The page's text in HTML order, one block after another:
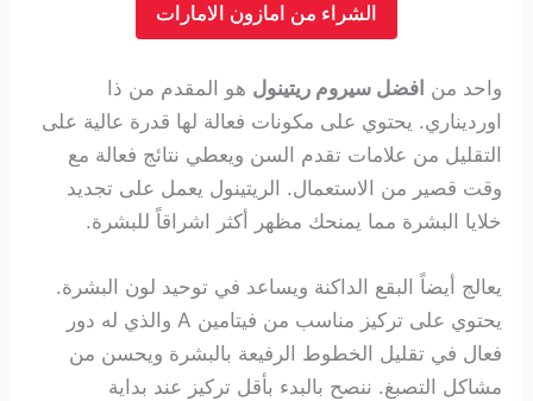
الشراء من امازون الامارات
واحد من افضل سيروم ريتينول هو المقدم من ذا
اورديناري. يحتوي على مكونات فعالة لها قدرة عالية على
التقليل من علامات تقدم السن ويعطي نتائج فعالة مع
وقت قصير من الاستعمال. الريتينول يعمل على تجديد
خلايا البشرة مما يمنحك مظهر أكثر اشراقاً للبشرة.
يعالج أيضاً البقع الداكنة ويساعد في توحيد لون البشرة.
يحتوي على تركيز مناسب من فيتامين A والذي له دور
فعال في تقليل الخطوط الرفيعة بالبشرة ويحسن من
مشاكل التصبغ. ننصح بالبدء بأقل تركيز عند بداية